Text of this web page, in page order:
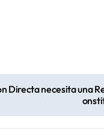
Directa necesita una